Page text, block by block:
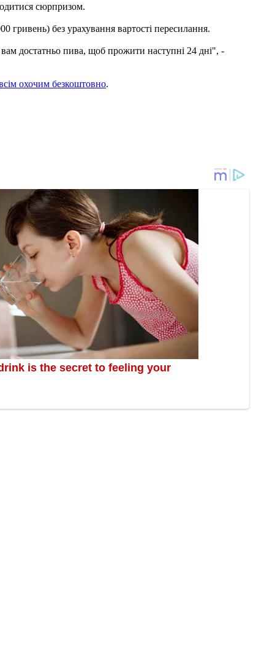
сюрпризом.
без урахування вартості пересилання.
достатньо пива, щоб прожити наступні 24 дні", -
охочим безкоштовно.